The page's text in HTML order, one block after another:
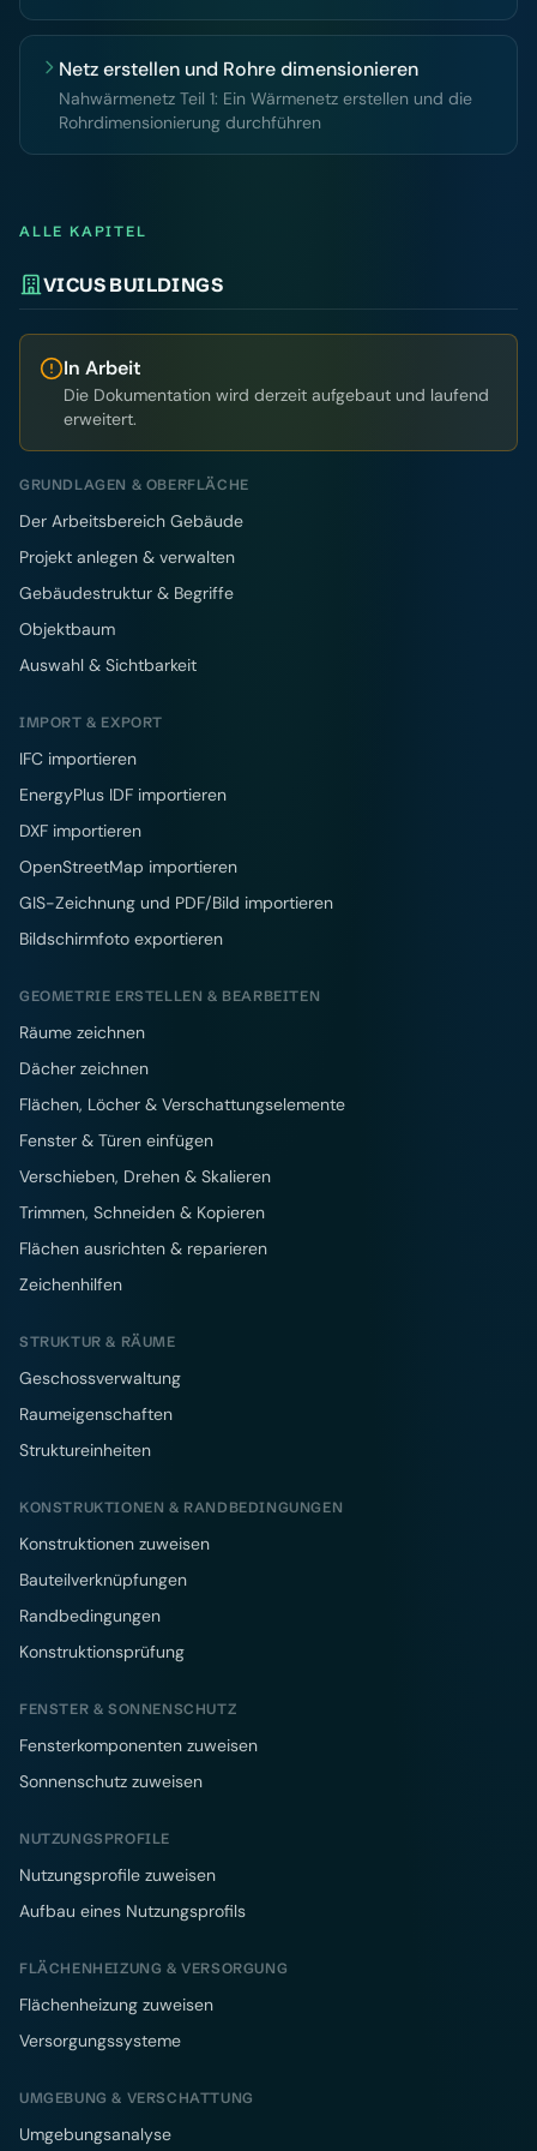
Netz erstellen und Rohre dimensionieren
Nahwärmenetz Teil 1: Ein Wärmenetz erstellen und die
Rohrdimensionierung durchführen
ALLE KAPITEL
VICUS BUILDINGS
In Arbeit
Die Dokumentation wird derzeit aufgebaut und laufend
erweitert.
GRUNDLAGEN & OBERFLÄCHE
Der Arbeitsbereich Gebäude
Projekt anlegen & verwalten
Gebäudestruktur & Begriffe
Objektbaum
Auswahl & Sichtbarkeit
IMPORT & EXPORT
IFC importieren
EnergyPlus IDF importieren
DXF importieren
OpenStreetMap importieren
GIS-Zeichnung und PDF/Bild importieren
Bildschirmfoto exportieren
GEOMETRIE ERSTELLEN & BEARBEITEN
Räume zeichnen
Dächer zeichnen
Flächen, Löcher & Verschattungselemente
Fenster & Türen einfügen
Verschieben, Drehen & Skalieren
Trimmen, Schneiden & Kopieren
Flächen ausrichten & reparieren
Zeichenhilfen
STRUKTUR & RÄUME
Geschossverwaltung
Raumeigenschaften
Struktureinheiten
KONSTRUKTIONEN & RANDBEDINGUNGEN
Konstruktionen zuweisen
Bauteilverknüpfungen
Randbedingungen
Konstruktionsprüfung
FENSTER & SONNENSCHUTZ
Fensterkomponenten zuweisen
Sonnenschutz zuweisen
NUTZUNGSPROFILE
Nutzungsprofile zuweisen
Aufbau eines Nutzungsprofils
FLÄCHENHEIZUNG & VERSORGUNG
Flächenheizung zuweisen
Versorgungssysteme
UMGEBUNG & VERSCHATTUNG
Umgebungsanalyse